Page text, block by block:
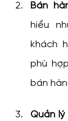
Bán
hiểu
khách
phù
bán
Quản lý